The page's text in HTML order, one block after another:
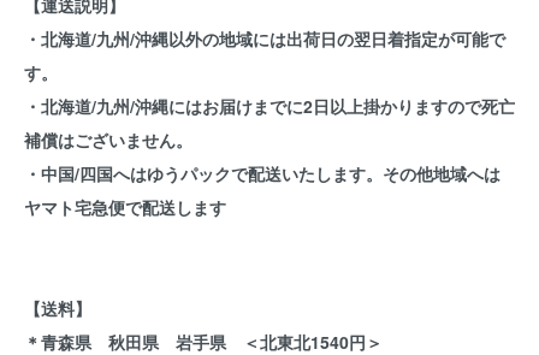
【運送説明】
・北海道/九州/沖縄以外の地域には出荷日の翌日着指定が可能で
す。
・北海道/九州/沖縄にはお届けまでに2日以上掛かりますので死亡
補償はございません。
・中国/四国へはゆうパックで配送いたします。その他地域へは
ヤマト宅急便で配送します
【送料】
＊青森県 秋田県 岩手県 ＜北東北1540円＞